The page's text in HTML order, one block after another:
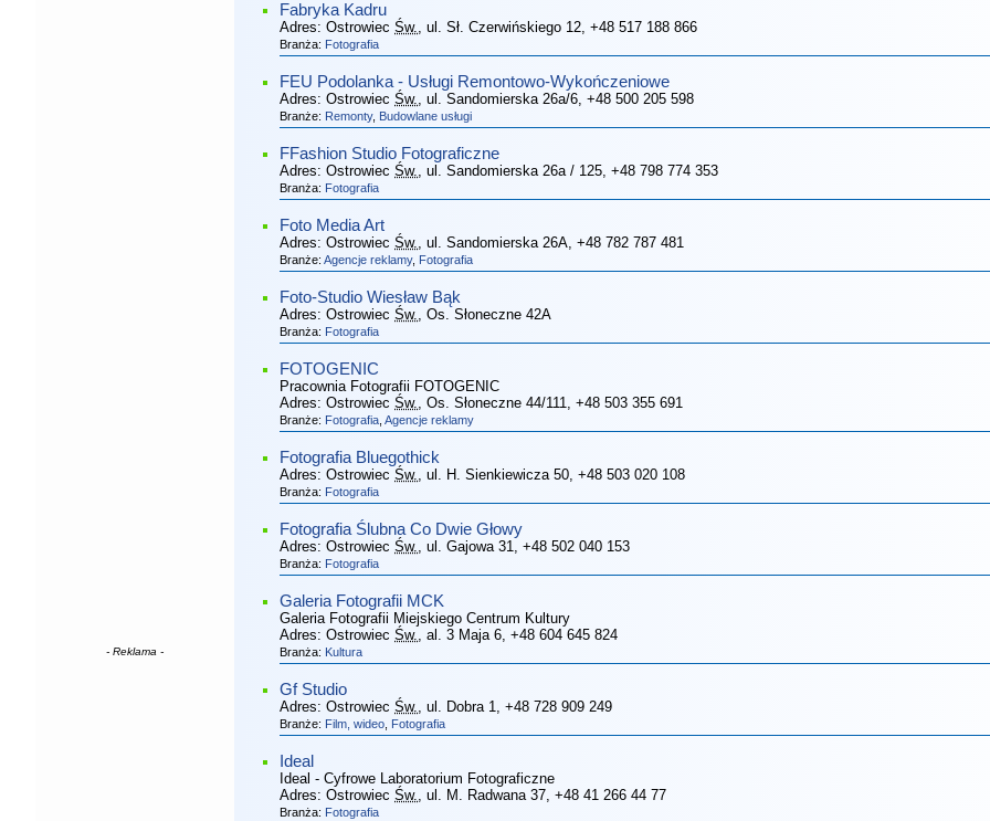
- Reklama -
Fabryka Kadru
Adres: Ostrowiec Św., ul. Sł. Czerwińskiego 12, +48 517 188 866
Branża: Fotografia
FEU Podolanka - Usługi Remontowo-Wykończeniowe
Adres: Ostrowiec Św., ul. Sandomierska 26a/6, +48 500 205 598
Branże: Remonty, Budowlane usługi
FFashion Studio Fotograficzne
Adres: Ostrowiec Św., ul. Sandomierska 26a / 125, +48 798 774 353
Branża: Fotografia
Foto Media Art
Adres: Ostrowiec Św., ul. Sandomierska 26A, +48 782 787 481
Branże: Agencje reklamy, Fotografia
Foto-Studio Wiesław Bąk
Adres: Ostrowiec Św., Os. Słoneczne 42A
Branża: Fotografia
FOTOGENIC
Pracownia Fotografii FOTOGENIC
Adres: Ostrowiec Św., Os. Słoneczne 44/111, +48 503 355 691
Branże: Fotografia Agencje reklamy
Fotografia Bluegothick
Adres: Ostrowiec Św., ul. H. Sienkiewicza 50, +48 503 020 108
Branża: Fotografia
Fotografia Ślubna Co Dwie Głowy
Adres: Ostrowiec Św., ul. Gajowa 31, +48 502 040 153
Branża: Fotografia
Galeria Fotografii MCK
Galeria Fotografii Miejskiego Centrum Kultury
Adres: Ostrowiec Św., al. 3 Maja 6, +48 604 645 824
Branża: Kultura
Gf Studio
Adres: Ostrowiec Św., ul. Dobra 1, +48 728 909 249
Branże: Film, wideo Fotografia
Ideal
Ideal - Cyfrowe Laboratorium Fotograficzne
Adres: Ostrowiec Św., ul. M. Radwana 37, +48 41 266 44 77
Branża: Fotografia